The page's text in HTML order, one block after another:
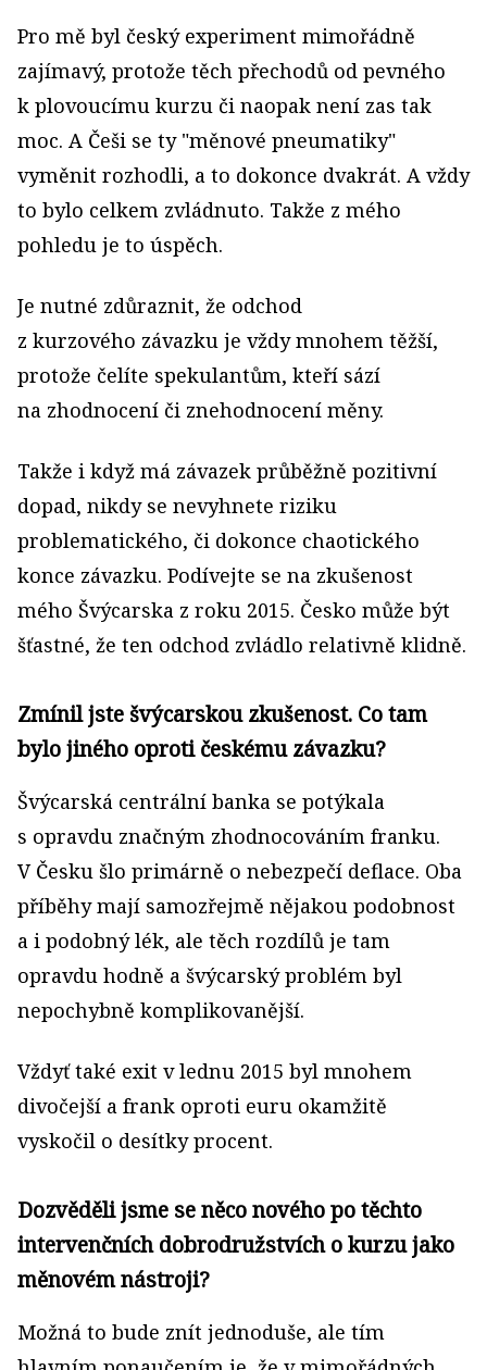
Pro mě byl český experiment mimořádně
zajímavý, protože těch přechodů od pevného
k plovoucímu kurzu či naopak není zas tak
moc. A Češi se ty "měnové pneumatiky"
vyměnit rozhodli, a to dokonce dvakrát. A vždy
to bylo celkem zvládnuto. Takže z mého
pohledu je to úspěch.
Je nutné zdůraznit, že odchod
z kurzového závazku je vždy mnohem těžší,
protože čelíte spekulantům, kteří sází
na zhodnocení či znehodnocení měny.
Takže i když má závazek průběžně pozitivní
dopad, nikdy se nevyhnete riziku
problematického, či dokonce chaotického
konce závazku. Podívejte se na zkušenost
mého Švýcarska z roku 2015. Česko může být
šťastné, že ten odchod zvládlo relativně klidně.
Zmínil jste švýcarskou zkušenost. Co tam
bylo jiného oproti českému závazku?
Švýcarská centrální banka se potýkala
s opravdu značným zhodnocováním franku.
V Česku šlo primárně o nebezpečí deflace. Oba
příběhy mají samozřejmě nějakou podobnost
a i podobný lék, ale těch rozdílů je tam
opravdu hodně a švýcarský problém byl
nepochybně komplikovanější.
Vždyť také exit v lednu 2015 byl mnohem
divočejší a frank oproti euru okamžitě
vyskočil o desítky procent.
Dozvěděli jsme se něco nového po těchto
intervenčních dobrodružstvích o kurzu jako
měnovém nástroji?
Možná to bude znít jednoduše, ale tím